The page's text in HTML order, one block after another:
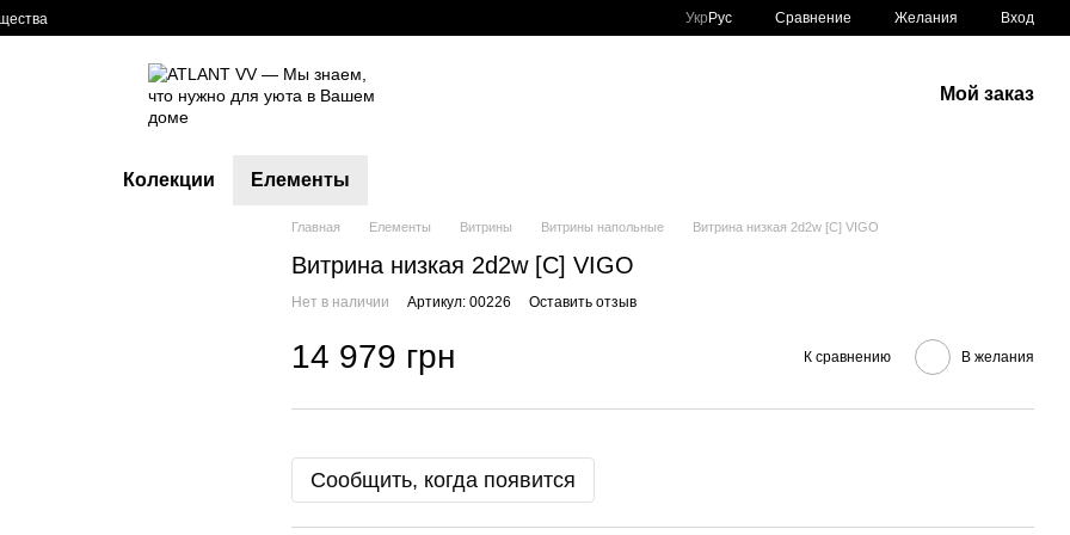
Укр Рус Сравнение Желания Вход
Мой заказ
Колекции Елементы
Главная Елементы Витрины Витрины напольные Витрина низкая 2d2w [C] VIGO
Витрина низкая 2d2w [C] VIGO
Нет в наличии Артикул: 00226 Оставить отзыв
14 979 грн К сравнению В желания
Сообщить, когда появится